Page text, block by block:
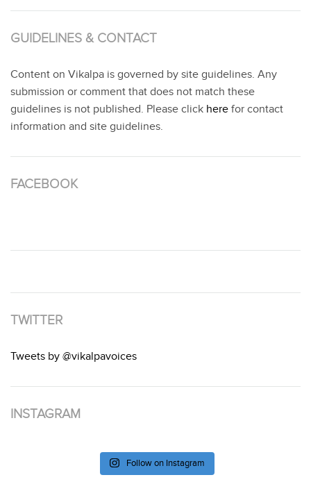
GUIDELINES & CONTACT
Content on Vikalpa is governed by site guidelines. Any
submission or comment that does not match these
guidelines is not published. Please click here for contact
information and site guidelines.
FACEBOOK
TWITTER
Tweets by @vikalpavoices
INSTAGRAM
Follow on Instagram